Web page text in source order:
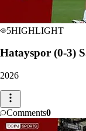
5HIGHLIGHT
Hatayspor (0-3)
2026
Comments0